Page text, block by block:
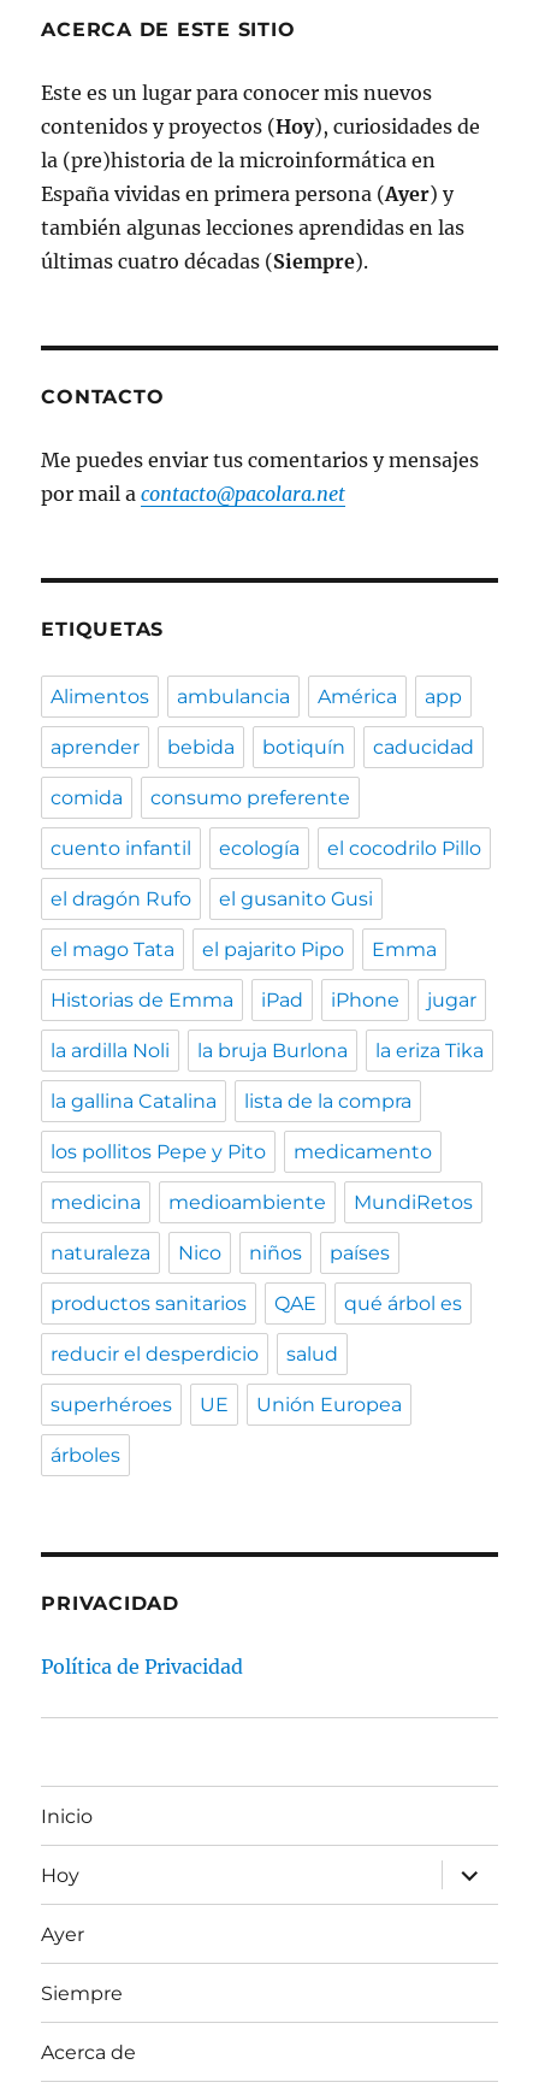
ACERCA DE ESTE SITIO
Este es un lugar para conocer mis nuevos
contenidos y proyectos (Hoy), curiosidades de
la (pre)historia de la microinformática en
España vividas en primera persona (Ayer) y
también algunas lecciones aprendidas en las
últimas cuatro décadas (Siempre).
CONTACTO
Me puedes enviar tus comentarios y mensajes
por mail acontacto@pacolara.net
ETIQUETAS
Alimentos ambulancia América app
aprender bebida botiquín caducidad
comida consumo preferente
cuento infantil ecología el cocodrilo Pillo
el dragón Rufo el gusanito Gusi
el mago Tata el pajarito Pipo Emma
Historias de Emma iPad iPhone jugar
la ardilla Noli la bruja Burlona la eriza Tika
la gallina Catalina lista de la compra
los pollitos Pepe y Pito medicamento
medicina medioambiente MundiRetos
naturaleza Nico niños países
productos sanitarios QAE qué árbol es
reducir el desperdicio salud
superhéroes UE Unión Europea
árboles
PRIVACIDAD
Política de Privacidad
Inicio
Hoy
expande
el
menú
Ayer
Siempre
Acerca de